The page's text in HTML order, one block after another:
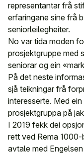
representantar frå
erfaringane sine frå
seniorleilegheiter.
No var tida moden
prosjektgruppe med
seniorar og ein
På det neste
sjå teikningar frå
interesserte. Med
prosjektgruppa på
I 2019 fekk dei
rett ved Rema 1000-
avtale med